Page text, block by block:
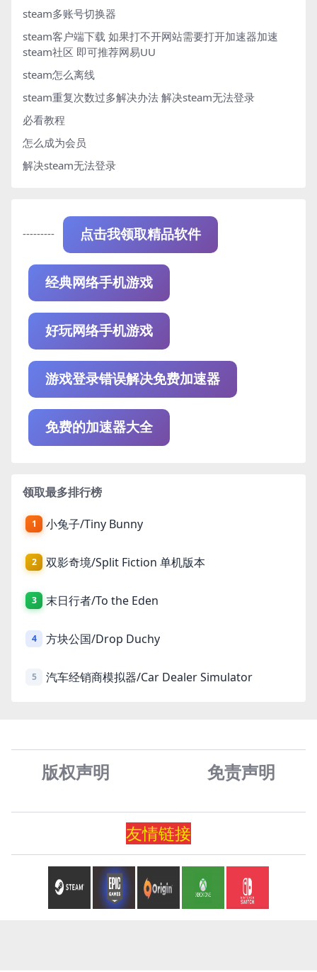
steam多账号切换器
steam客户端下载 如果打不开网站需要打开加速器加速
steam社区 即可推荐网易UU
steam怎么离线
steam重复次数过多解决办法 解决steam无法登录
必看教程
怎么成为会员
解决steam无法登录
--------- 点击我领取精品软件
经典网络手机游戏
好玩网络手机游戏
游戏登录错误解决免费加速器
免费的加速器大全
领取最多排行榜
1 小兔子/Tiny Bunny
2 双影奇境/Split Fiction 单机版本
3 末日行者/To the Eden
4 方块公国/Drop Duchy
5 汽车经销商模拟器/Car Dealer Simulator
版权声明 免责声明
友情链接